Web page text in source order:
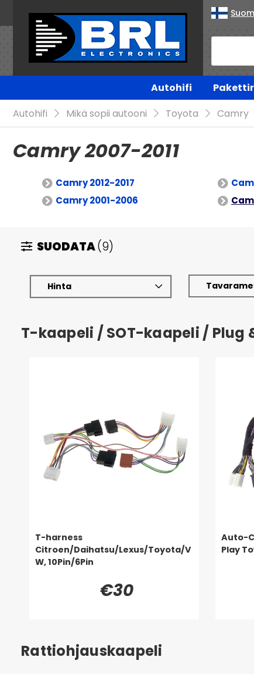
Autohifi
Autohifi
Mikä sopii autooni Toyota Camry
Camry 2007-2011
Camry 2012-2017
Camry 2001-2006
SUODATA(9)
Hinta
T-kaapeli / SOT-kaapeli / Plug
T-harness
Citroen/Daihatsu/Lexus/Toyota/V
W, 10Pin/6Pin
€30
Auto-
Play
Rattiohjauskaapeli